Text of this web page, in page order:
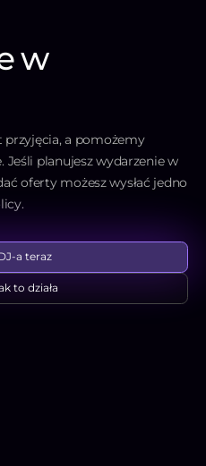
w
a pomożemy
Jeśli planujesz wydarzenie w
oferty możesz wysłać jedno
a teraz
to działa